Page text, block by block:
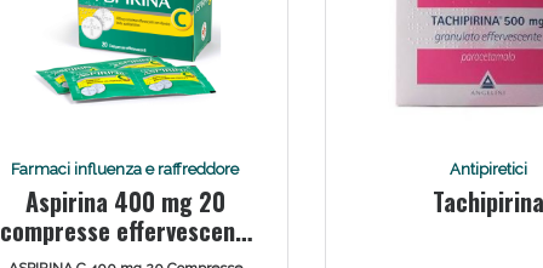
Farmaci influenza e raffreddore
Aspirina 400 mg 20
compresse effervescenti
con vitamina C
Antipiretici
Tachipirina